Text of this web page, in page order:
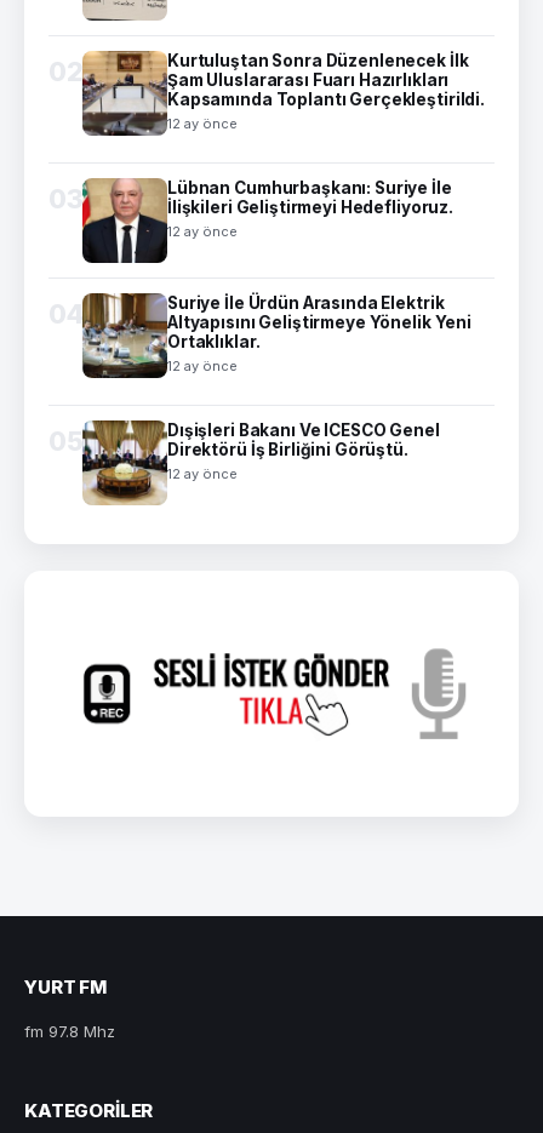
02
Kurtuluştan Sonra Düzenlenecek İlk
Şam Uluslararası Fuarı Hazırlıkları
Kapsamında Toplantı Gerçekleştirildi.
12 ay önce
03
Lübnan Cumhurbaşkanı: Suriye İle
İlişkileri Geliştirmeyi Hedefliyoruz.
12 ay önce
04
Suriye İle Ürdün Arasında Elektrik
Altyapısını Geliştirmeye Yönelik Yeni
Ortaklıklar.
12 ay önce
05
Dışişleri Bakanı Ve ICESCO Genel
Direktörü İş Birliğini Görüştü.
12 ay önce
YURT FM
fm 97.8 Mhz
KATEGORILER